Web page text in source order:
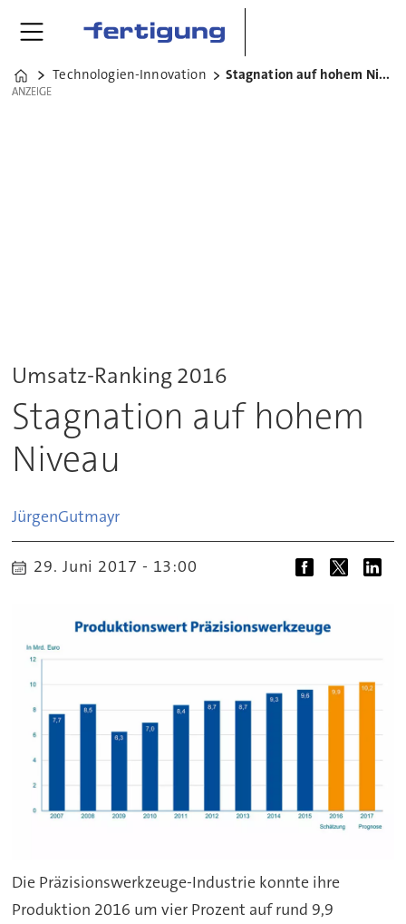
Home
Technologien-Innovation Stagnation auf hohem Niveau
ANZEIGE
ANZEIGE
Umsatz-Ranking 2016
Stagnation auf hohem
Niveau
JürgenGutmayr
29. Juni 2017 - 13:00
Die Präzisionswerkzeuge-Industrie konnte ihre
Produktion 2016 um vier Prozent auf rund 9,9